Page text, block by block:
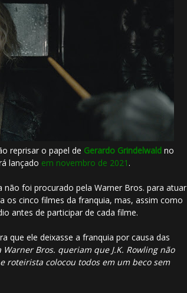
reprisar o papel de Gerardo Grindelwaldno
lançado em novembro de 2021 .
foi procurado pela Warner Bros. para atuar
cinco filmes da franquia, mas, assim como
antes de participar de cada filme.
que ele deixasse a franquia por causa das
Warner Bros. queriam que J.K. Rowling não
roteirista colocou todos em um beco sem